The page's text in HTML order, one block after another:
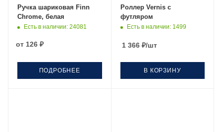
Ручка шариковая Finn
Chrome, белая
Есть в наличии: 24081
от 126 ₽
ПОДРОБНЕЕ
Роллер Vernis с
футляром
Есть в наличии: 1499
1 366₽/шт
В КОРЗИНУ